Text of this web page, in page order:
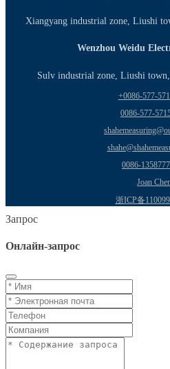
Xiangyang industrial zone, Liushi
Wenzhou Weidu
Sulv industrial zone, Liushi
+0086-577-
0086-577-
0086-
Joan
浙ICP备
Запрос
Онлайн-запрос